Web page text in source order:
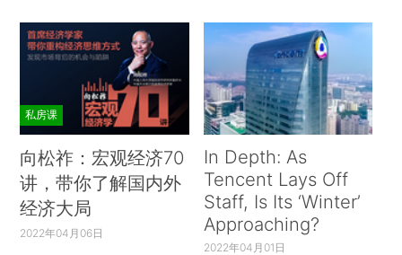
私房课
向松祚：宏观经济70
讲，带你了解国内外
经济大局
2022年04月06日
In Depth: As
Tencent Lays Off
Staff, Is Its ‘Winter’
Approaching?
2022年04月01日